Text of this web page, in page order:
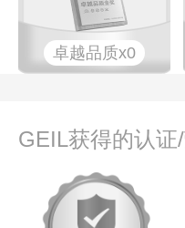
卓越品质x0
GEIL获得的认证/